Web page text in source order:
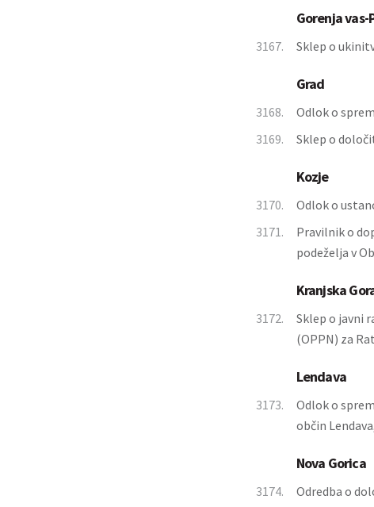
Gorenja vas-
3167. Sklep o
Grad
3168.
Odlok o
3169.
Sklep o
Kozje
3170.
Odlok o
3171.
Pravilnik o
podeželja v
Kranjska
3172.
Sklep o javni
(OPPN) za
Lendava
3173.
Odlok o
občin
Nova Gorica
3174. Odredba o